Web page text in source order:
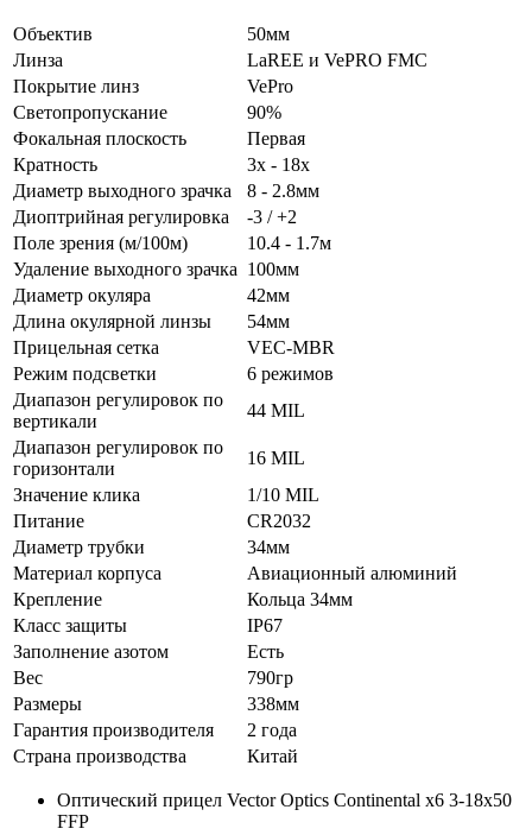
Объектив
50мм
Линза
LaREE и VePRO FMC
Покрытие линз
VePro
Светопропускание
90%
Фокальная плоскость
Первая
Кратность
3x - 18x
Диаметр выходного зрачка
8 - 2.8мм
Диоптрийная регулировка
-3 / +2
Поле зрения (м/100м)
10.4 - 1.7м
Удаление выходного зрачка 100мм
Диаметр окуляра
42мм
Длина окулярной линзы
54мм
Прицельная сетка
VEC-MBR
Режим подсветки
6 режимов
Диапазон регулировок по
вертикали
44 MIL
Диапазон регулировок по
горизонтали
16 MIL
Значение клика
1/10 MIL
Питание
CR2032
Диаметр трубки
34мм
Материал корпуса
Авиационный алюминий
Крепление
Кольца 34мм
Класс защиты
IP67
Заполнение азотом
Есть
Вес
790гр
Размеры
338мм
Гарантия производителя
2 года
Страна производства
Китай
Оптический прицел Vector Optics Continental x6 3-18x50
FFP